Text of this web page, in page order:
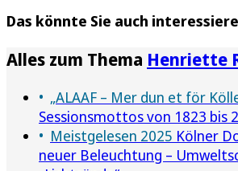
Das könnte Sie auch
Alles zum Thema Henriette
„ALAAF – Mer dun et för
Sessionsmottos von 1823 bis
Meistgelesen 2025 Kölner
neuer Beleuchtung –